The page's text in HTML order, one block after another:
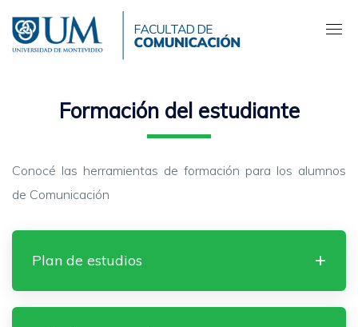
contenido
principal
Formación del estudiante
Conocé las herramientas de formación para los alumnos
de Comunicación
Plan de estudios